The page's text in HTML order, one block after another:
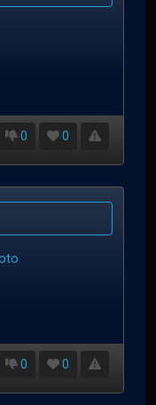
0 0
0 0